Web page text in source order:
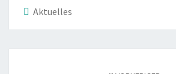
Aktuelles